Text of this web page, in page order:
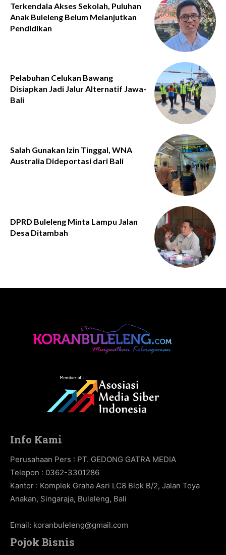
Terkendala Akses Sekolah, Puluhan
Anak Buleleng Belum Melanjutkan
Pendidikan
Pelabuhan Celukan Bawang
Disiapkan Jadi Jalur Alternatif Jawa-
Bali
Salah Gunakan Izin Tinggal, WNA
Australia Dideportasi dari Bali
DPRD Buleleng Minta Lampu Jalan
Desa Ditambah
Info Kami
Perusahaan Pers : PT. GEDONG GATRA MEDIA
Telepon : 0362-3301286
Kantor : Komplek Graha Asri LC8 Blok B/2, Jalan Toya
Anakan, Singaraja, Buleleng, Bali
Email: koranbuleleng@gmail.com
Pojok Bisnis